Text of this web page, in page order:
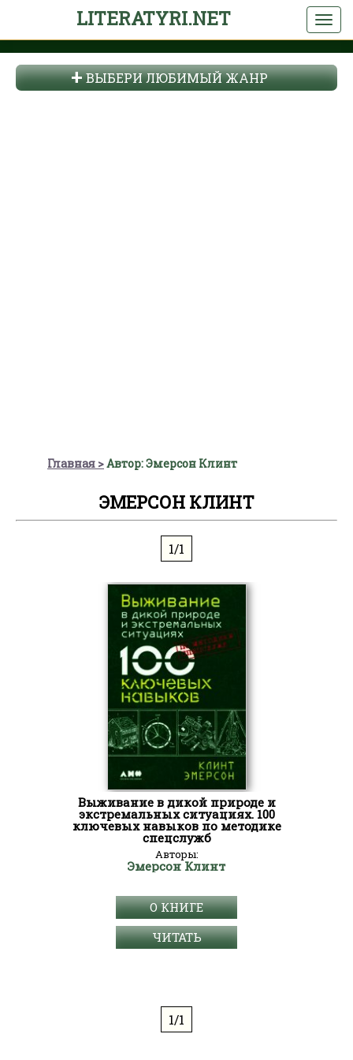
LITERATYRI.NET
ВЫБЕРИ ЛЮБИМЫЙ ЖАНР
Главная Автор: Эмерсон Клинт
ЭМЕРСОН КЛИНТ
1/1
Выживание в дикой природе и
экстремальных ситуациях. 100
ключевых навыков по методике
спецслужб
Авторы:
Эмерсон Клинт
О КНИГЕ
ЧИТАТЬ
1/1